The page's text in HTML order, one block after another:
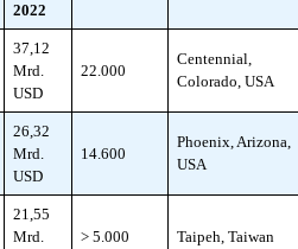
2022
37,12
Mrd.
USD
22.000
Centennial,
Colorado, USA
26,32
Mrd.
USD
14.600
Phoenix, Arizona,
USA
21,55
Mrd.
> 5.000 Taipeh, Taiwan